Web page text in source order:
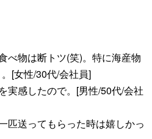
べ物は断トツ(笑)。特に海産物
[女性/30代/会社員]
実感したので。[男性/50代/会社
匹送ってもらった時は嬉しかっ